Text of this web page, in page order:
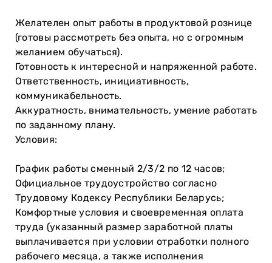
Желателен опыт работы в продуктовой рознице
(готовы рассмотреть без опыта, но с огромным
желанием обучаться).
Готовность к интересной и напряженной работе.
Ответственность, инициативность,
коммуникабельность.
Аккуратность, внимательность, умение работать
по заданному плану.
Условия:
График работы сменный 2/3/2 по 12 часов;
Официальное трудоустройство согласно
Трудовому Кодексу Республики Беларусь;
Комфортные условия и своевременная оплата
труда (указанный размер заработной платы
выплачивается при условии отработки полного
рабочего месяца, а также исполнения